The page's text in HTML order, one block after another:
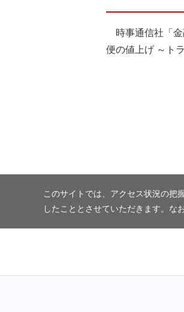
時事通信社「
便の値上げ ～ト
このサイトでは、アクセス状況の把
したこととさせていただきます。な